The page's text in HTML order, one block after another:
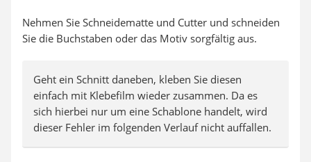
Nehmen Sie Schneidematte und Cutter und schneiden
Sie die Buchstaben oder das Motiv sorgfältig aus.
Geht ein Schnitt daneben, kleben Sie diesen
einfach mit Klebefilm wieder zusammen. Da es
sich hierbei nur um eine Schablone handelt, wird
dieser Fehler im folgenden Verlauf nicht auffallen.